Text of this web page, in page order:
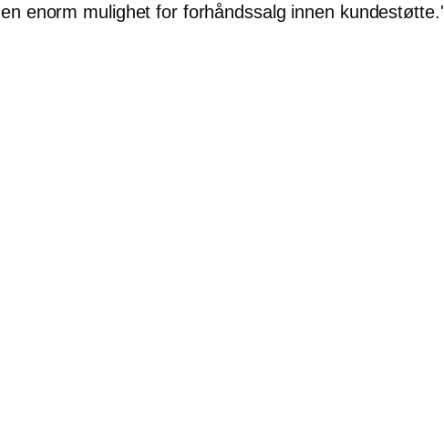
en enorm mulighet for forhåndssalg innen kundestøtte.'